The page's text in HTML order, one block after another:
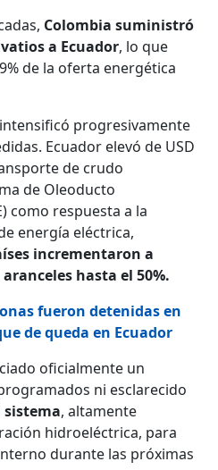
Colombia suministró
a Ecuador, lo que
de la oferta energética
progresivamente
Ecuador elevó de USD
de crudo
de Oleoducto
como respuesta a la
energía eléctrica,
incrementaron a
hasta el 50%.
fueron detenidas en
de queda en Ecuador
oficialmente un
ni esclarecido
sistema, altamente
hidroeléctrica, para
durante las próximas